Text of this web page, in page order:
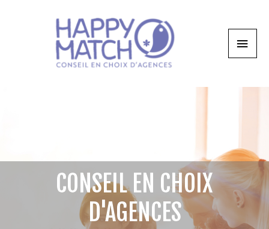
CONSEIL EN CHOIX
D'AGENCES